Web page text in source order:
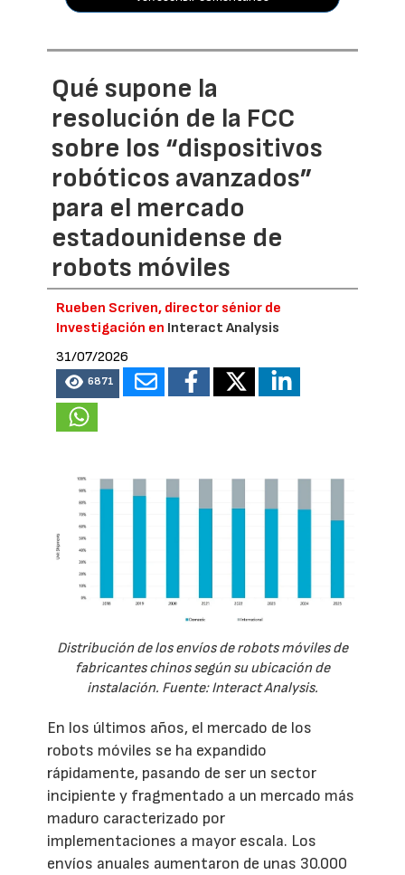
Qué supone la
resolución de la FCC
sobre los “dispositivos
robóticos avanzados”
para el mercado
estadounidense de
robots móviles
Rueben Scriven, director sénior de
Investigación en Interact Analysis
31/07/2026
6871
Distribución de los envíos de robots móviles de
fabricantes chinos según su ubicación de
instalación. Fuente: Interact Analysis.
En los últimos años, el mercado de los
robots móviles se ha expandido
rápidamente, pasando de ser un sector
incipiente y fragmentado a un mercado más
maduro caracterizado por
implementaciones a mayor escala. Los
envíos anuales aumentaron de unas 30.000